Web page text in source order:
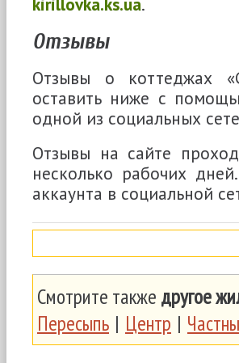
Отзывы
Отзывы о коттеджах
оставить ниже с
одной из социальных
Отзывы на сайте
несколько рабочих
аккаунта в социальной
Смотрите также другое
Пересыпь | Центр |